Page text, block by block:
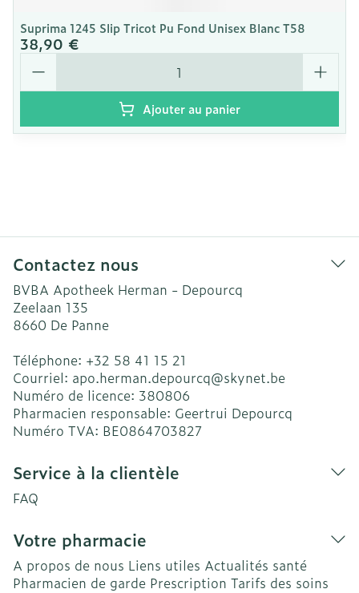
Suprima 1245 Slip Tricot Pu Fond Unisex Blanc T58
38,90 €
Quantité
Ajouter au panier
Contactez nous
BVBA Apotheek Herman - Depourcq
Zeelaan 135
8660 De Panne
Téléphone: +32 58 41 15 21
Courriel: apo.herman.depourcq@skynet.be
Numéro de licence: 380806
Pharmacien responsable: Geertrui Depourcq
Numéro TVA: BE0864703827
Service à la clientèle
FAQ
Votre pharmacie
A propos de nous Liens utiles Actualités santé
Pharmacien de garde Prescription Tarifs des soins